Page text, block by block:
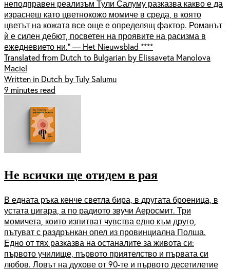
неподправен реализъм Тули Салуму разказва какво е да
израснеш като цветнокожо момиче в среда, в която
цветът на кожата все още е определящ фактор. Романът
ѝ е силен дебют, посветен на проявите на расизма в
ежедневието ни.“ — Het Nieuwsblad ****
Translated from Dutch to Bulgarian by Elissaveta Manolova
Maciel
Written in Dutch by Tuly Salumu
9 minutes read
Не всички ще отидем в рая
В едната ръка кенче светла бира, в другата броеница, в
устата цигара, а по радиото звучи Аеросмит. Три
момичета, които изпитват чувства едно към друго,
пътуват с раздрънкан опел из провинциална Полша.
Едно от тях разказва на останалите за живота си:
първото училище, първото приятелство и първата си
любов. Ловът на духове от 90-те и първото десетилетие